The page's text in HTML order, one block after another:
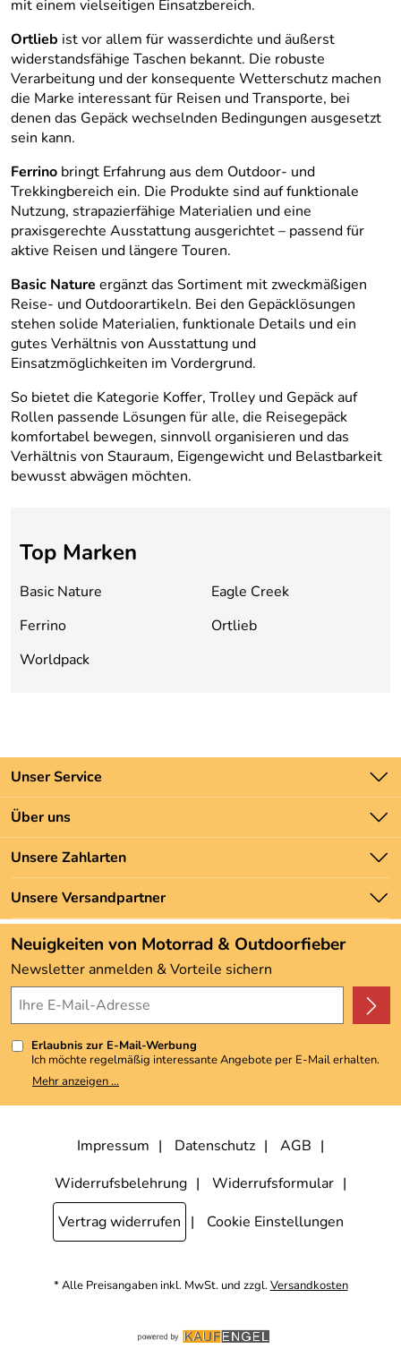
mit einem vielseitigen Einsatzbereich.
Ortlieb ist vor allem für wasserdichte und äußerst
widerstandsfähige Taschen bekannt. Die robuste
Verarbeitung und der konsequente Wetterschutz machen
die Marke interessant für Reisen und Transporte, bei
denen das Gepäck wechselnden Bedingungen ausgesetzt
sein kann.
Ferrino bringt Erfahrung aus dem Outdoor- und
Trekkingbereich ein. Die Produkte sind auf funktionale
Nutzung, strapazierfähige Materialien und eine
praxisgerechte Ausstattung ausgerichtet – passend für
aktive Reisen und längere Touren.
Basic Nature ergänzt das Sortiment mit zweckmäßigen
Reise- und Outdoorartikeln. Bei den Gepäcklösungen
stehen solide Materialien, funktionale Details und ein
gutes Verhältnis von Ausstattung und
Einsatzmöglichkeiten im Vordergrund.
So bietet die Kategorie Koffer, Trolley und Gepäck auf
Rollen passende Lösungen für alle, die Reisegepäck
komfortabel bewegen, sinnvoll organisieren und das
Verhältnis von Stauraum, Eigengewicht und Belastbarkeit
bewusst abwägen möchten.
Top Marken
Basic Nature
Eagle Creek
Ferrino
Ortlieb
Worldpack
Unser Service
Kontakt
Batteriegesetz
Newsletter
Zahlung und Versand
Über uns
Unsere Bestseller
Marken
Neu
Angebote
Kundenbewertungen (3.492)
4,9/5*****
Unsere Zahlarten
Unsere Versandpartner
Neuigkeiten von Motorrad & Outdoorfieber
Newsletter anmelden & Vorteile sichern
Erlaubnis zur E-Mail-Werbung
Ich möchte regelmäßig interessante Angebote per E-Mail erhalten.
Meine E-Mail-Adresse wird nicht an andere Unternehmen
weitergegeben. Zu statistischen Zwecken wird in anonymer Form
kann ich jederzeit mit Wirkung für die Zukunft widerrufen, indem ich
den Link "Abmelden" am Ende des Newsletters anklicke. Die
Mehr anzeigen ...
Impressum Datenschutz
AGB
Widerrufsbelehrung
Widerrufsformular
Vertrag widerrufen
Cookie Einstellungen
* Alle Preisangaben inkl. MwSt. und zzgl.Versandkosten